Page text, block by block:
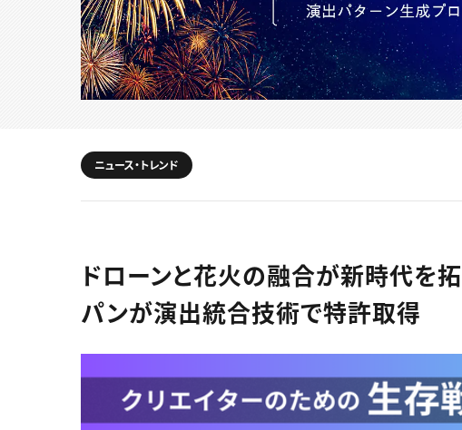
ながる×メディア
ニュース・トレンド
ドローンと花火の融合が新時代を
パンが演出統合技術で特許取得